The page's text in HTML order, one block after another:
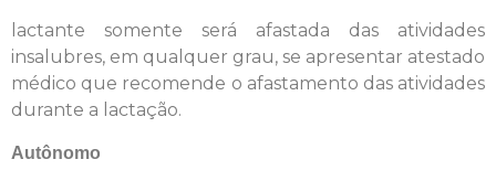
lactante somente será afastada das atividades
insalubres, em qualquer grau, se apresentar atestado
médico que recomende o afastamento das atividades
durante a lactação.
Autônomo